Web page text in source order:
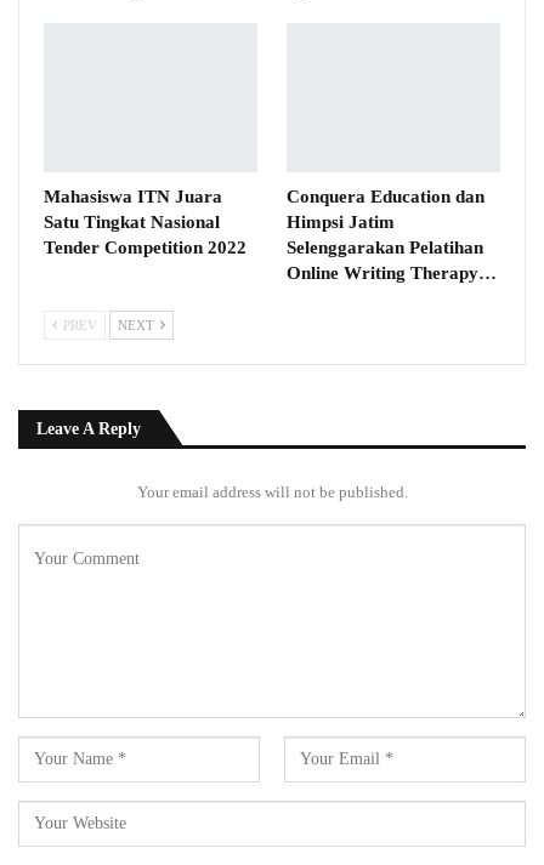
Mahasiswa ITN Juara
Satu Tingkat Nasional
Tender Competition 2022
Conquera Education dan
Himpsi Jatim
Selenggarakan Pelatihan
Online Writing Therapy…
PREV NEXT
Leave A Reply
Your email address will not be published.